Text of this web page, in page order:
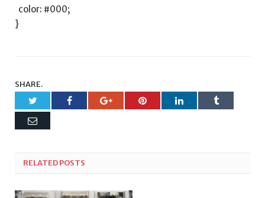
‍ ​ color: #000;
}
SHARE.
Twitter Facebook Google+Pinterest LinkedIn Tumblr
Email
RELATEDPOSTS